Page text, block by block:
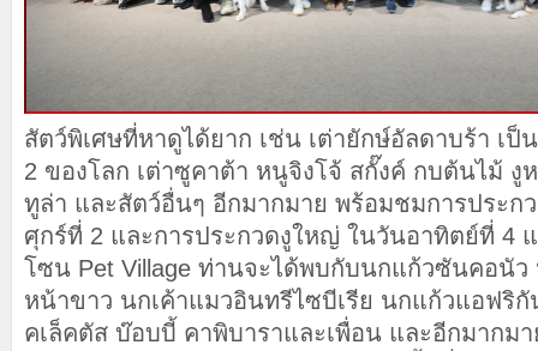
สัตว์พิเศษที่หาดูได้ยาก เช่น เต่ายักษ์อัลดาบร้า เ
2 ของโลก เต่าซูคาต้า หนูจิงโจ้ สกั๊งค์ กบต้นไม้
ทูล่า และสัตว์อื่นๆ อีกมากมาย พร้อมชมการประก
ศุกร์ที่ 2 และการประกวดงูใหญ่ ในวันอาทิตย์ที่ 4
โซน Pet Village ท่านจะได้พบกับนกแก้วซันคอนัว
หน้าขาว นกเค้าแมวอินทรีไซบีเรีย นกแก้วแอฟริกั
คเล็คตัส บ๊อบบี้ คาพิบาราและเพื่อน และอีกมากมา